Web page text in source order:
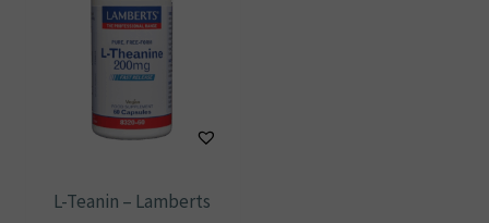
L-Teanin – Lamberts